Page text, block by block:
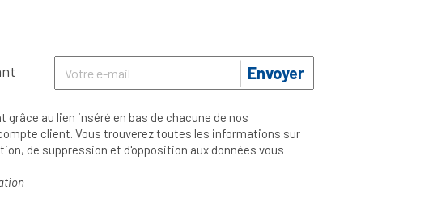
Envoyer
au lien inséré en bas de chacune de nos
client. Vous trouverez toutes les informations sur
de suppression et d'opposition aux données vous